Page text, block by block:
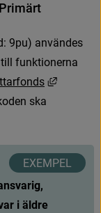
Primärt
: 9pu) användes
till funktionerna
ttarfonds L
ska
i äldre